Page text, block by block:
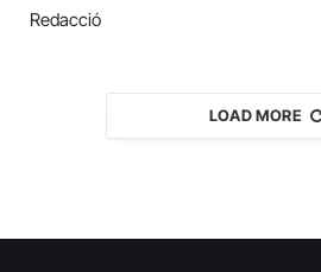
Redacció
LOAD MORE